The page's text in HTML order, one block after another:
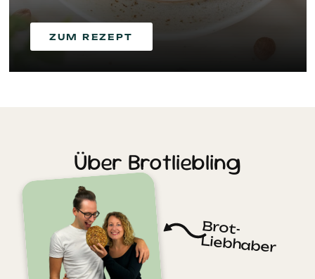
ZUM REZEPT
Über Brotliebling
Brot-
Liebhaber